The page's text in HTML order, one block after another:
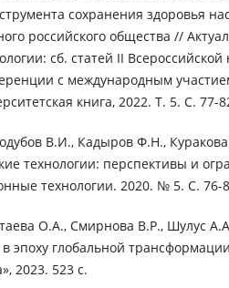
сохранения здоровья
российского общества //
сб. статей II Всероссийской
с международным
книга, 2022. Т. 5. С. 77-
В.И., Кадыров Ф.Н.,
технологии: перспективы и
технологии. 2020. № 5. С. 76-
О.А., Смирнова В.Р., Шулус
эпоху глобальной
2023. 523 с.